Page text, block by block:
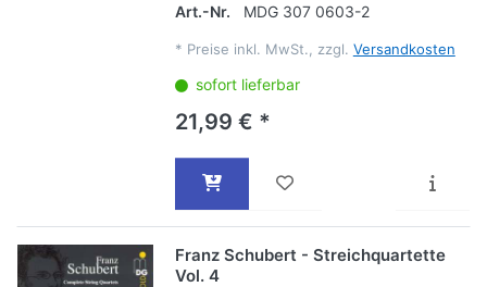
Art.-Nr.
MDG 307 0603-2
* Preise inkl. MwSt., zzgl. Versandkosten
sofort lieferbar
21,99 € *
Franz Schubert - Streichquartette
Vol. 4